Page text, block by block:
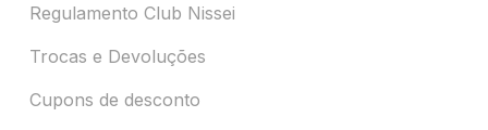
Regulamento Club Nissei
Trocas e Devoluções
Cupons de desconto